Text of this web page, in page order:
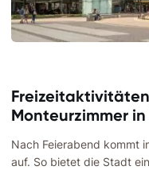
Monteurzimmer
Nach Feierabend kommt
auf. So bietet die Stadt